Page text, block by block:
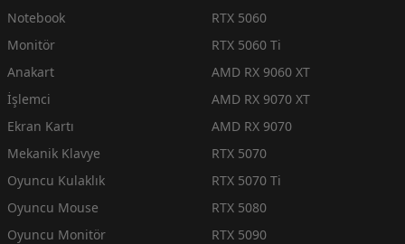
Notebook
Monitör
Anakart
İşlemci
Ekran Kartı
Mekanik Klavye
Oyuncu Kulaklık
Oyuncu Mouse
Oyuncu Monitör
RTX 5060
RTX 5060 Ti
AMD RX 9060 XT
AMD RX 9070 XT
AMD RX 9070
RTX 5070
RTX 5070 Ti
RTX 5080
RTX 5090